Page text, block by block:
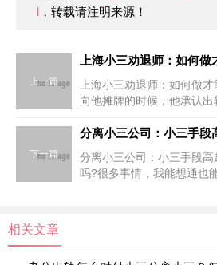
l ，转载请注明来源！
上一篇
上海小三劝退师：如何
上海小三劝退师：如何做
向他摊牌的时候，他承认出
话还可以相信吗？他说不会
下一篇
分离小三公司：小三手段
吗?很多事情，我能想通也
相关文章